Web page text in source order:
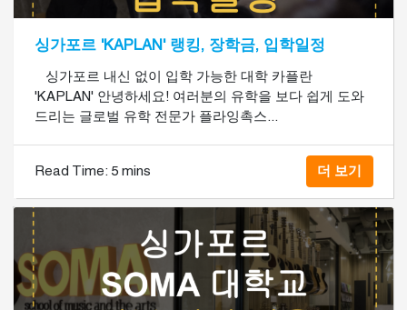
싱가포르 'KAPLAN' 랭킹, 장학금, 입학일정
​ 싱가포르 내신 없이 입학 가능한 대학 카플란
'KAPLAN' 안녕하세요! 여러분의 유학을 보다 쉽게 도와
드리는 글로벌 유학 전문가 플라잉촉스...
Read Time: 5 mins 더 보기